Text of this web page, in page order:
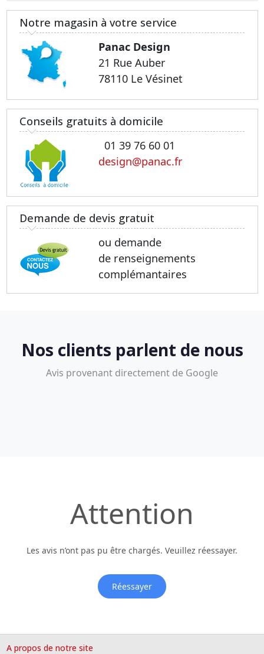
Notre magasin à votre service
Panac Design
21 Rue Auber
78110 Le Vésinet
Conseils gratuits à domicile
01 39 76 60 01
design@panac.fr
Demande de devis gratuit
ou demande
de renseignements
complémantaires
Nos clients parlent de nous
Avis provenant directement de Google
Attention
Les avis n’ont pas pu être chargés. Veuillez réessayer.
Réessayer
A propos de notre site